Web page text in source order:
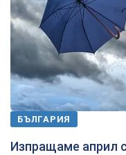
БЪЛГАРИЯ
Изпращаме април